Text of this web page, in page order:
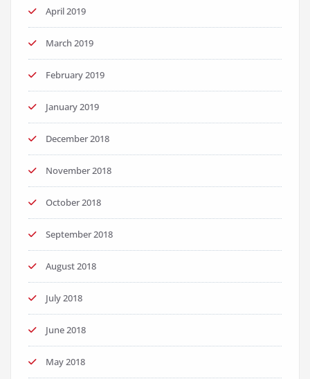
April 2019
March 2019
February 2019
January 2019
December 2018
November 2018
October 2018
September 2018
August 2018
July 2018
June 2018
May 2018